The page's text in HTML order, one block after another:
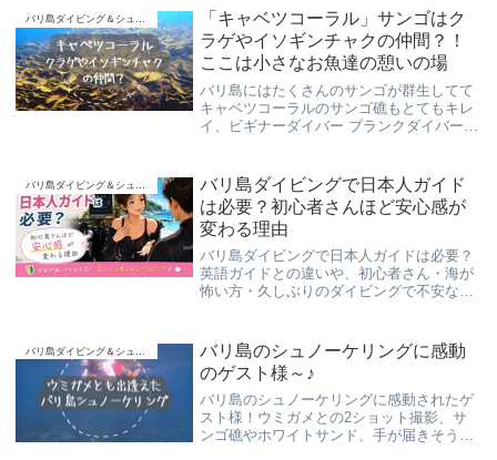
内します。
「キャベツコーラル」サンゴはク
ラゲやイソギンチャクの仲間？！
ここは小さなお魚達の憩いの場
バリ島にはたくさんのサンゴが群生してて
キャベツコーラルのサンゴ礁もとてもキレ
イ、ビギナーダイバー ブランクダイバー
バリ島ダイビングで日本人ガイド
は必要？初心者さんほど安心感が
変わる理由
バリ島ダイビングで日本人ガイドは必要？
英語ガイドとの違いや、初心者さん・海が
怖い方・久しぶりのダイビングで不安な方
バリ島のシュノーケリングに感動
のゲスト様～♪
バリ島のシュノーケリングに感動されたゲ
スト様！ウミガメとの2ショット撮影、サ
ンゴ礁やホワイトサンド、手が届きそうな